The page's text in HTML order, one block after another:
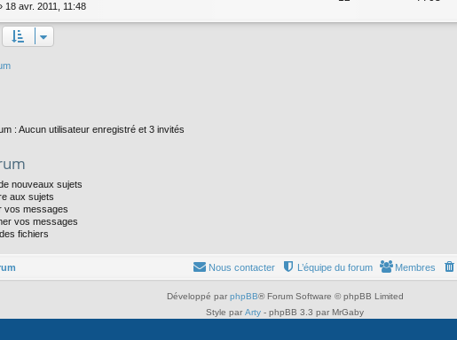
18 avr. 2011, 11:48
: Aucun utilisateur enregistré et 3 invités
nouveaux sujets
aux sujets
vos messages
vos messages
fichiers
Membres
L’équipe du forum
Nous contacter
Développé par phpBB® Forum Software © phpBB Limited
Style par Arty - phpBB 3.3 par MrGaby